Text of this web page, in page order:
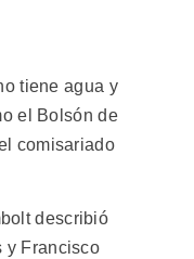
tiene agua y
el Bolsón de
comisariado
describió
y Francisco